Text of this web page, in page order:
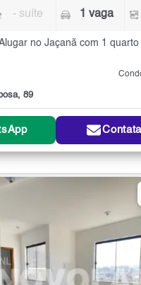
- suíte 1 vaga
no Jaçanã com 1 quarto
89